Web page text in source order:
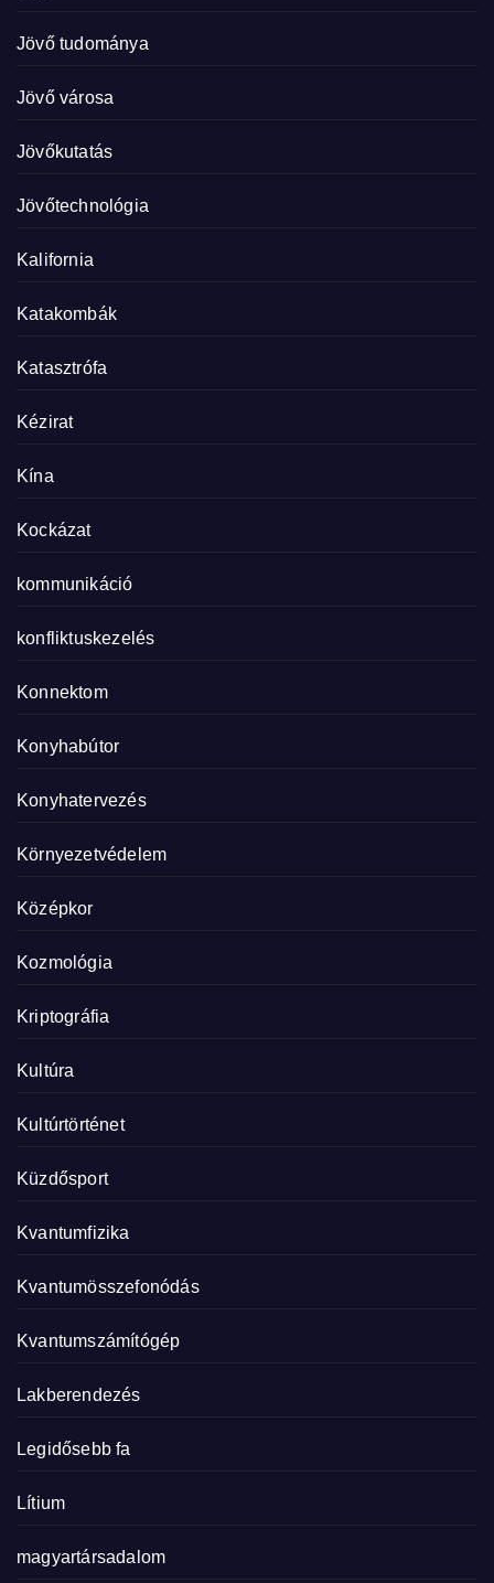
Jövő tudománya
Jövő városa
Jövőkutatás
Jövőtechnológia
Kalifornia
Katakombák
Katasztrófa
Kézirat
Kína
Kockázat
kommunikáció
konfliktuskezelés
Konnektom
Konyhabútor
Konyhatervezés
Környezetvédelem
Középkor
Kozmológia
Kriptográfia
Kultúra
Kultúrtörténet
Küzdősport
Kvantumfizika
Kvantumösszefonódás
Kvantumszámítógép
Lakberendezés
Legidősebb fa
Lítium
magyartársadalom